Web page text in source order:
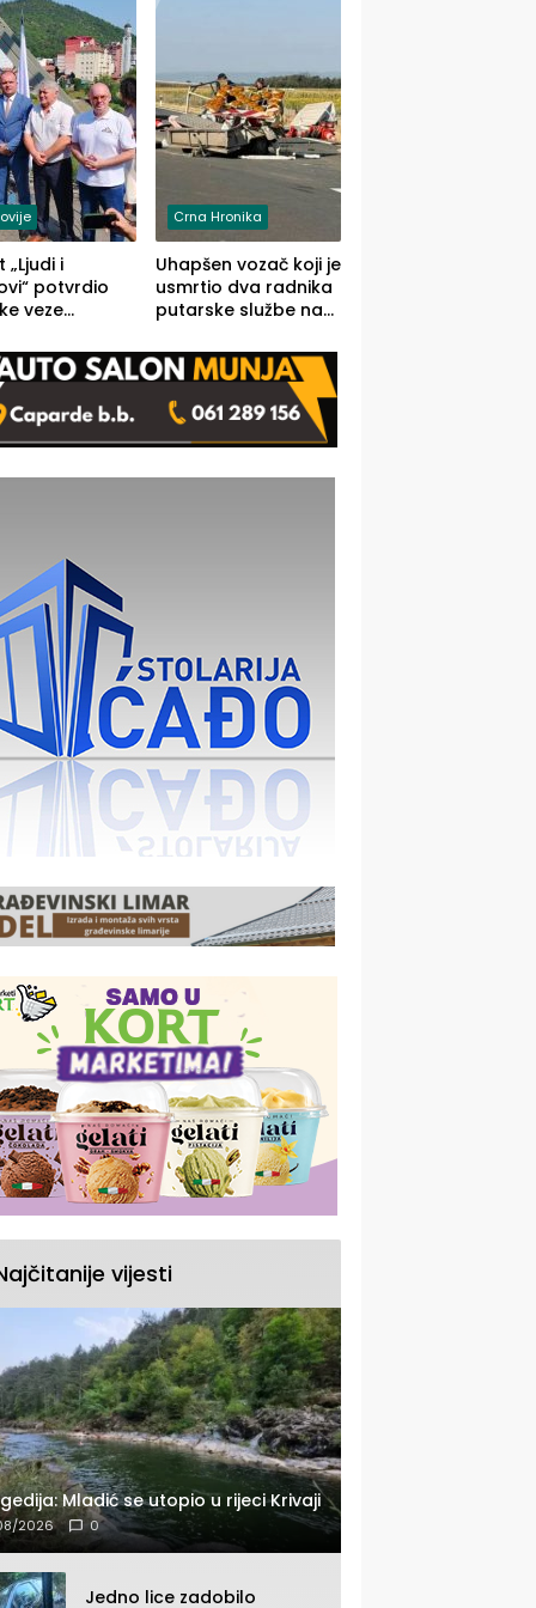
da
„Ljudi i
potvrdio
veze
Crna Hronika
Uhapšen vozač koji je
usmrtio dva radnika
putarske službe na
prema Šapcu
(FOTO)
vijesti
Mladić se utopio u rijeci Krivaji
2026 0
Jedno lice zadobilo